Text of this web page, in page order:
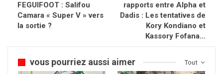
FEGUIFOOT : Salifou
Camara « Super V » vers
la sortie ?
rapports entre Alpha et
Dadis : Les tentatives de
Kory Kondiano et
Kassory Fofana…
Tout
vous pourriez aussi aimer